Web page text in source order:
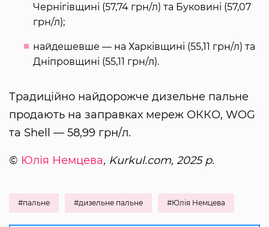
Чернігівщині (57,74 грн/л) та Буковині (57,07
грн/л);
найдешевше — на Харківщині (55,11 грн/л) та
Дніпровщині (55,11 грн/л).
Традиційно найдорожче дизельне пальне
продають на заправках мереж ОККО, WOG
та Shell — 58,99 грн/л.
© Юлія Немцева, Kurkul.com, 2025 р.
#пальне #дизельне пальне #Юлія Немцева